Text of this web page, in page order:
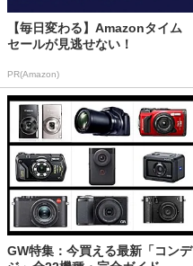
【毎日変わる】Amazonタイム
セールが見逃せない！
PR(Amazon)
GW特集：今買える最新「コンデ